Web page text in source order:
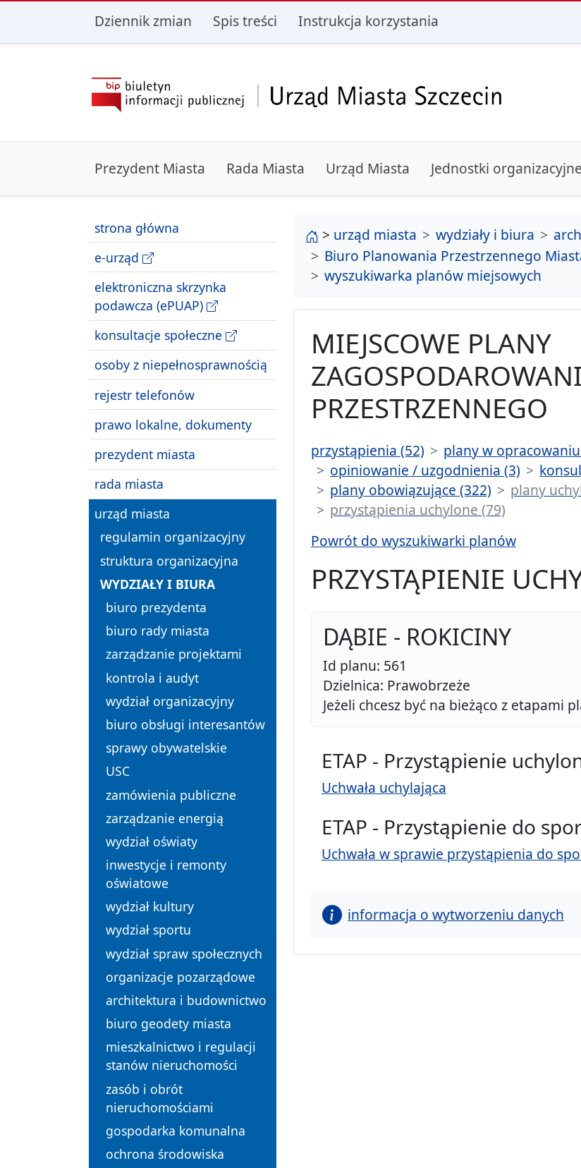
przejdź do głównego menu przejdź do treści
Dziennik zmian Spis treści Instrukcja korzystania
Prezydent Miasta Rada Miasta Urząd Miasta Jednostki organizacyjne
strona główna
e-urząd
elektroniczna skrzynka
podawcza (ePUAP)
konsultacje społeczne
osoby z niepełnosprawnością
rejestr telefonów
prawo lokalne, dokumenty
prezydent miasta
rada miasta
urząd miasta
regulamin organizacyjny
struktura organizacyjna
WYDZIAŁY I BIURA
biuro prezydenta
biuro rady miasta
zarządzanie projektami
kontrola i audyt
wydział organizacyjny
biuro obsługi interesantów
sprawy obywatelskie
USC
zamówienia publiczne
zarządzanie energią
wydział oświaty
inwestycje i remonty
oświatowe
wydział kultury
wydział sportu
wydział spraw społecznych
organizacje pozarządowe
architektura i budownictwo
biuro geodety miasta
mieszkalnictwo i regulacji
stanów nieruchomości
zasób i obrót
nieruchomościami
gospodarka komunalna
ochrona środowiska
strona główna
> urząd miasta wydziały i biura
Biuro Planowania Przestrzennego
wyszukiwarka planów miejsowych
MIEJSCOWE PLANY
PRZESTRZENNEGO
przystąpienia (52) plany w
opiniowanie / uzgodnienia (3)
plany obowiązujące (322)
plany
przystąpienia uchylone (79)
Powrót do wyszukiwarki planów
PRZYSTĄPIENIE
DĄBIE - ROKICINY
Id planu: 561
Dzielnica: Prawobrzeże
Jeżeli chcesz być na bieżąco z etapami
ETAP - Przystąpienie
Uchwała uchylająca
ETAP - Przystąpienie do
Uchwała w sprawie przystąpienia do
informacja o wytworzeniu danych